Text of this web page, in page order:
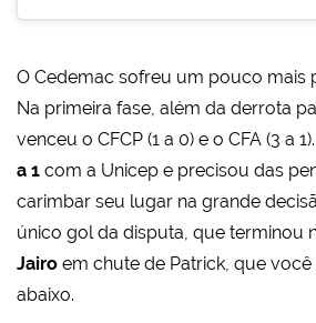
O Cedemac sofreu um pouco mais
Na primeira fase, além da derrota
venceu o CFCP (1 a 0) e o CFA (3 a
a 1 com a Unicep e precisou das
carimbar seu lugar na grande
único gol da disputa, que terminou
Jairo em chute de Patrick, que
abaixo.